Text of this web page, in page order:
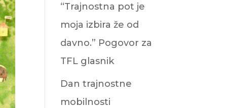
“Trajnostna pot je
moja izbira že od
davno.” Pogovor za
TFL glasnik
Dan trajnostne
mobilnosti